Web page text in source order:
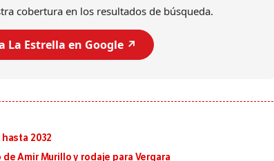
cobertura en los resultados de búsqueda.
La Estrella en Google ↗️
2032
Amir Murillo y rodaje para Vergara
presidente de Brasil, Luiz Inácio Lula